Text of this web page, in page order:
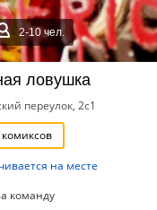
2-10 чел.
ловушка
переулок, 2с1
на месте
команду